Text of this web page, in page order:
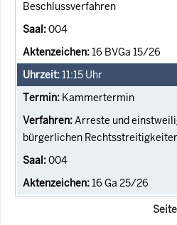
Beschlussverfahren
004
16 BVGa 15/26
11:15 Uhr
Kammertermin
Arreste und
bürgerlichen
004
16 Ga 25/26